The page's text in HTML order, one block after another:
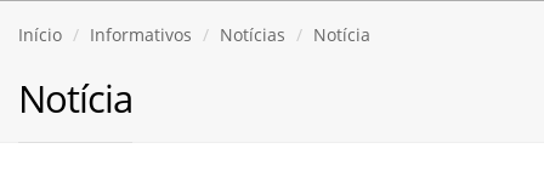
Início Informativos Notícias Notícia
Notícia